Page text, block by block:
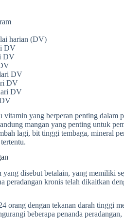
harian (DV)
DV
DV
DV
DV
DV
yang berperan penting dalam
mangan yang penting untuk
lagi, bit tinggi tembaga, mineral
yang disebut betalain, yang memiliki
peradangan kronis telah dikaitkan
orang dengan tekanan darah tinggi
beberapa penanda